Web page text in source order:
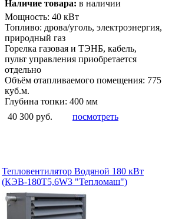
Наличие товара: в наличии
Мощность: 40 кВт
Топливо: дрова/уголь, электроэнергия,
природный газ
Горелка газовая и ТЭНБ, кабель,
пульт управления приобретается
отдельно
Объём отапливаемого помещения: 775
куб.м.
Глубина топки: 400 мм
40 300 руб.
посмотреть
Тепловентилятор Водяной 180 кВт
(КЭВ-180Т5,6W3 "Тепломаш")